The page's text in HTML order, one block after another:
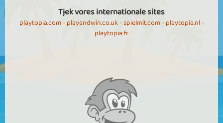
Tjek vores internationale sites
playtopia.com-playandwin.co.uk-spielmit.com-playtopia.nl-
playtopia.fr